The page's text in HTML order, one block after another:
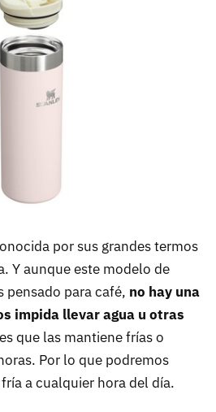
por sus grandes termos
Y aunque este modelo de
pensado para café, no hay una
impida llevar agua u otras
que las mantiene frías o
Por lo que podremos
a cualquier hora del día.